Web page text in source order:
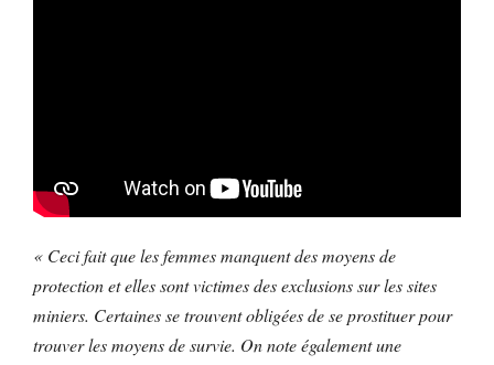
« Ceci fait que les femmes manquent des moyens de
protection et elles sont victimes des exclusions sur les sites
miniers. Certaines se trouvent obligées de se prostituer pour
trouver les moyens de survie. On note également une